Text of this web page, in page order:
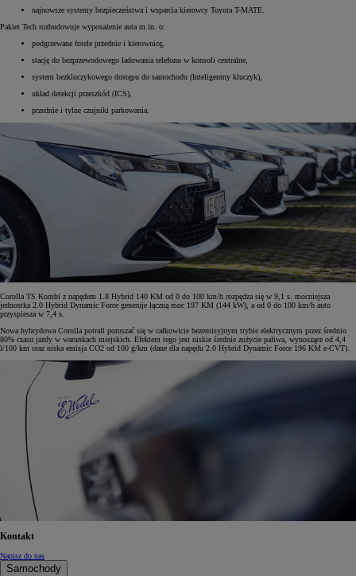
najnowsze systemy bezpieczeństwa i wsparcia kierowcy Toyota T-MATE.
Pakiet Tech rozbudowuje wyposażenie auta m.in. o:
podgrzewane fotele przednie i kierownicę,
stację do bezprzewodowego ładowania telefonu w konsoli centralne,
system bezkluczykowego dostępu do samochodu (Inteligentny kluczyk),
układ detekcji przeszkód (ICS),
przednie i tylne czujniki parkowania.
Corolla TS Kombi z napędem 1.8 Hybrid 140 KM od 0 do 100 km/h rozpędza się w 9,1 s. mocniejsza
jednostka 2.0 Hybrid Dynamic Force generuje łączną moc 197 KM (144 kW), a od 0 do 100 km/h auto
przyspiesza w 7,4 s.
Nowa hybrydowa Corolla potrafi poruszać się w całkowicie bezemisyjnym trybie elektrycznym przez średnio
80% czasu jazdy w warunkach miejskich. Efektem tego jest niskie średnie zużycie paliwa, wynoszące od 4,4
l/100 km oraz niska emisja CO2 od 100 g/km (dane dla napędu 2.0 Hybrid Dynamic Force 196 KM e-CVT).
Kontakt
Napisz do nas
Samochody